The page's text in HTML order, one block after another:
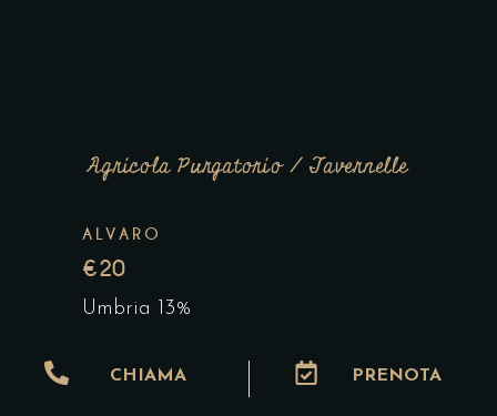
Agricola Purgatorio / Tavernelle
ALVARO
€20
Umbria 13%
PROMESSA
CHIAMA PRENOTA